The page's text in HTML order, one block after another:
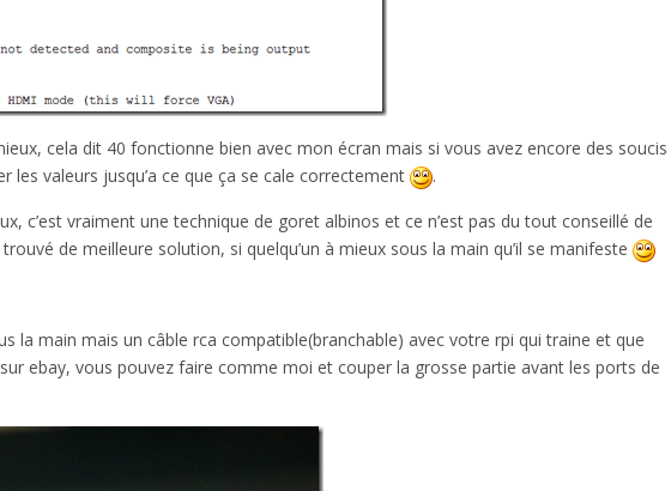
cela dit 40 fonctionne bien avec mon écran mais si vous avez encore des soucis
les valeurs jusqu’a ce que ça se cale correctement
.
c’est vraiment une technique de goret albinos et ce n’est pas du tout conseillé de
de meilleure solution, si quelqu’un à mieux sous la main qu’il se manifeste
la main mais un câble rca compatible(branchable) avec votre rpi qui traine et que
ebay, vous pouvez faire comme moi et couper la grosse partie avant les ports de